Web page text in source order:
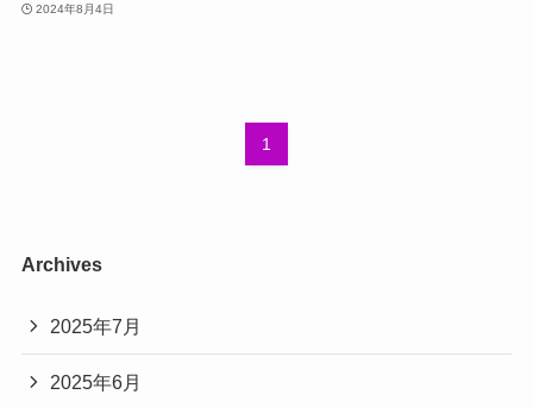
2024年8月4日
1
Archives
2025年7月
2025年6月